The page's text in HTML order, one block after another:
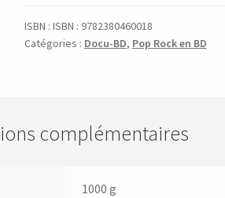
ISBN : ISBN : 9782380460018
Catégories : Docu-BD, Pop Rock en BD
complémentaires
1000 g